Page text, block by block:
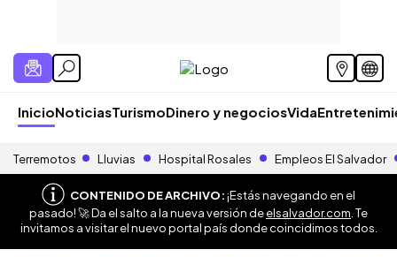
InicioNoticiasTurismoDinero y negociosVida
Terremotos Lluvias Hospital Rosales Empleos El Salvador
CONTENIDO DE ARCHIVO:¡Estás navegando en el
pasado! 🚀 Da el salto a la nueva versión deelsalvador.com . Te
invitamos a visitar el nuevo portal país donde coincidimos todos.